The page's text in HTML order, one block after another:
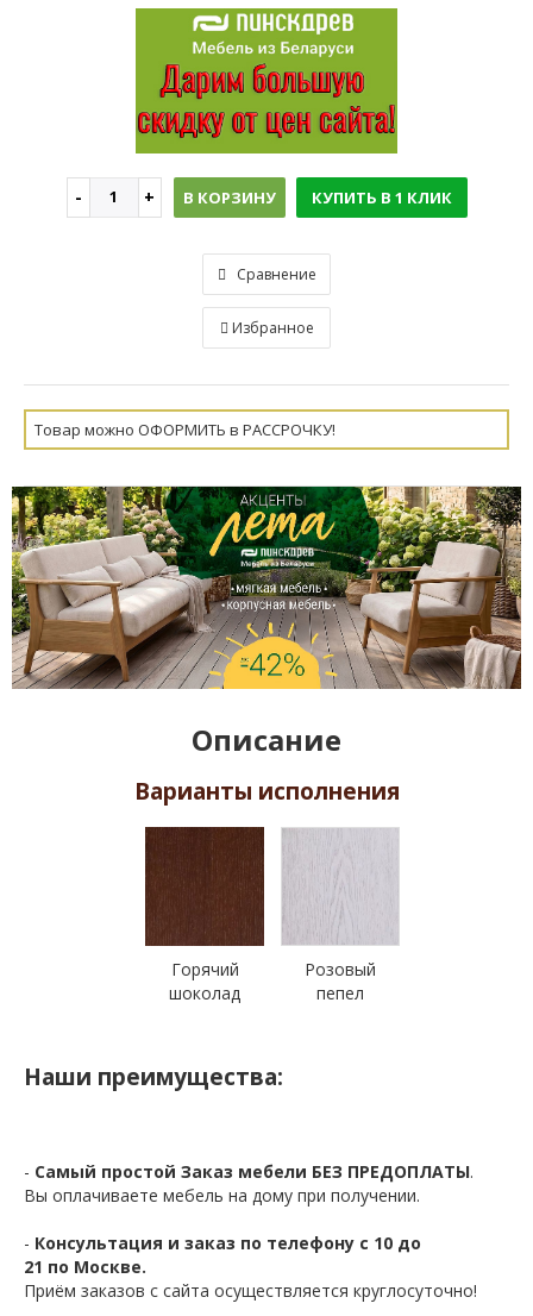
В КОРЗИНУ КУПИТЬ В 1 КЛИК
Сравнение
Избранное
Товар можно ОФОРМИТЬ в РАССРОЧКУ!
Описание
Варианты исполнения
Горячий
шоколад
Розовый
пепел
Наши преимущества:
- Самый простой Заказ мебели БЕЗ ПРЕДОПЛАТЫ.
Вы оплачиваете мебель на дому при получении.
- Консультация и заказ по телефону с 10 до
21 по Москве.
Приём заказов с сайта осуществляется круглосуточно!